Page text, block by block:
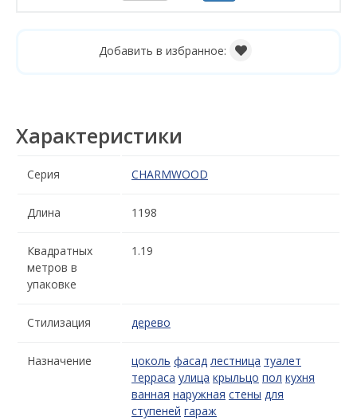
Добавить в избранное:
Характеристики
Серия CHARMWOOD
Длина 1198
Квадратных
метров в
упаковке
1.19
Стилизация дерево
Назначение цоколь фасад лестница туалет
терраса улица крыльцо пол кухня
ванная наружная стены для
ступеней гараж